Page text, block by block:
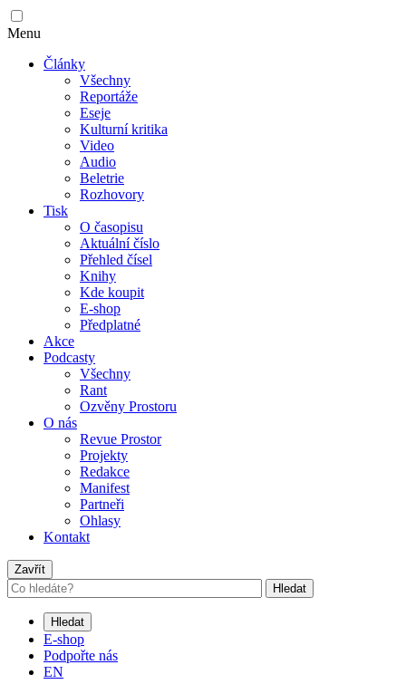
Menu
Články
Všechny
Reportáže
Eseje
Kulturní kritika
Video
Audio
Beletrie
Rozhovory
Tisk
O časopisu
Aktuální číslo
Přehled čísel
Knihy
Kde koupit
E-shop
Předplatné
Akce
Podcasty
Všechny
Rant
Ozvěny Prostoru
O nás
Revue Prostor
Projekty
Redakce
Manifest
Partneři
Ohlasy
Kontakt
Zavřít
Hledat
Hledat
E-shop
Podpořte nás
EN